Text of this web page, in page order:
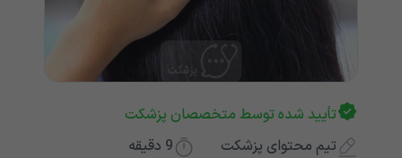
تأیید شده توسط متخصصان پزشکت
تیم محتوای پزشکت
9 دقیقه